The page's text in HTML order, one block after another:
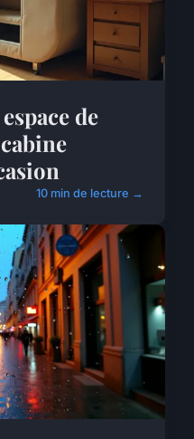
de
10 min de lecture →